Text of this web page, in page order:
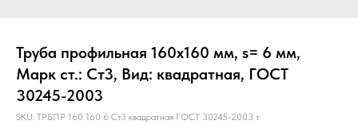
Труба профильная 160х160 мм, s= 6 мм,
Марк ст.: Ст3, Вид: квадратная, ГОСТ
30245-2003
SKU: ТРБПР 160 160 6 Ст3 квадратная ГОСТ 30245-2003 т